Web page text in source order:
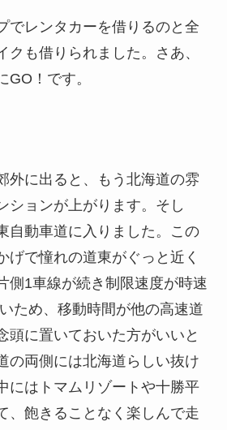
でレンタカーを借りるのと全
クも借りられました。さあ、
GO！です。
外に出ると、もう北海道の雰
ションが上がります。そし
自動車道に入りました。この
げで憧れの道東がぐっと近く
側1車線が続き制限速度が時速
ため、移動時間が他の高速道
頭に置いておいた方がいいと
の両側には北海道らしい抜け
にはトマムリゾートや十勝平
、飽きることなく楽しんで走